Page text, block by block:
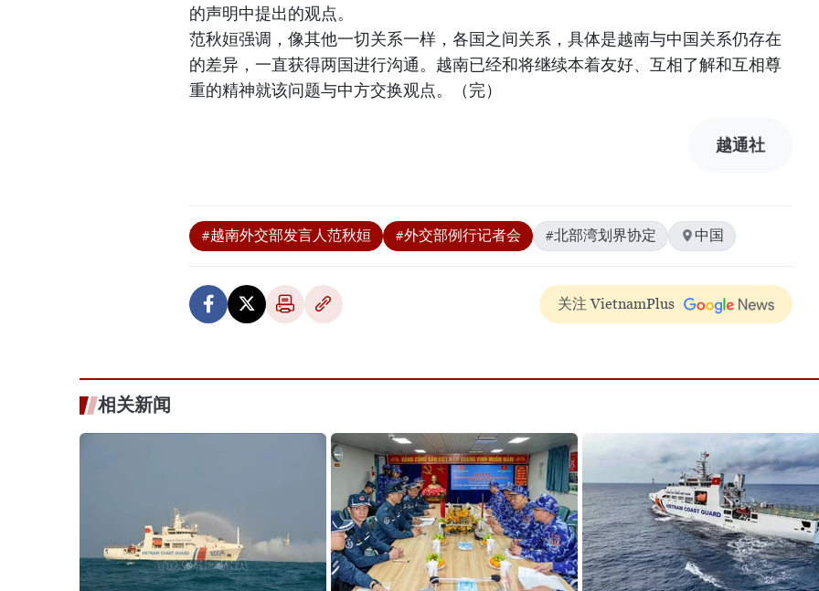
的声明中提出的观点。
范秋姮强调，像其他一切关系一样，各国之间关系，具体是越南与中国关系仍存在
的差异，一直获得两国进行沟通。越南已经和将继续本着友好、互相了解和互相尊
重的精神就该问题与中方交换观点。（完）
越通社
#越南外交部发言人范秋姮 #外交部例行记者会 #北部湾划界协定 中国
关注 VietnamPlus
相关新闻